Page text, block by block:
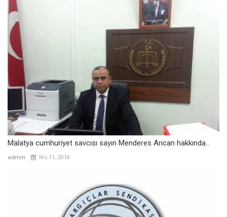
Malatya cumhuriyet savcısı sayın Menderes Arıcan hakkında...
admin Nis 11, 2018